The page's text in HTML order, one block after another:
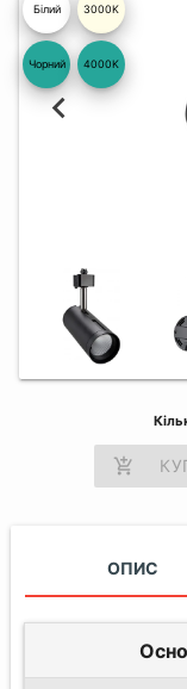
Білий
глянцеви
й 19
Чорний
04
3000K
4000K
add_shopping_cart
ОПИС